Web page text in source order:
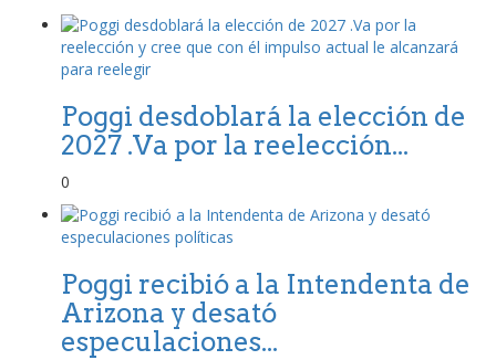
Poggi desdoblará la elección de
2027 .Va por la reelección...
0
Poggi recibió a la Intendenta de
Arizona y desató
especulaciones...